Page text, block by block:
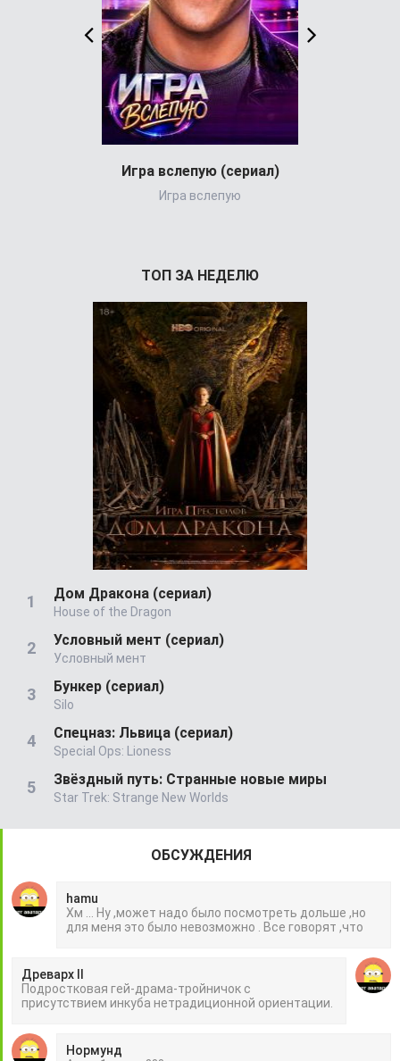
Игра вслепую (сериал)
Игра вслепую
ТОП ЗА НЕДЕЛЮ
Дом Дракона (сериал)
House of the Dragon
Условный мент (сериал)
Условный мент
Бункер (сериал)
Silo
Спецназ: Львица (сериал)
Special Ops: Lioness
Звёздный путь: Странные новые миры
Star Trek: Strange New Worlds
ОБСУЖДЕНИЯ
hamu
Хм ... Ну ,может надо было посмотреть дольше ,но
для меня это было невозможно . Все говорят ,что
Древарх II
Подростковая гей-драма-тройничок с
присутствием инкуба нетрадиционной ориентации.
Нормунд